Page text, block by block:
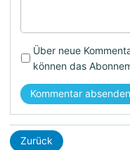
Über neue
können das
Kommentar absenden
Zurück